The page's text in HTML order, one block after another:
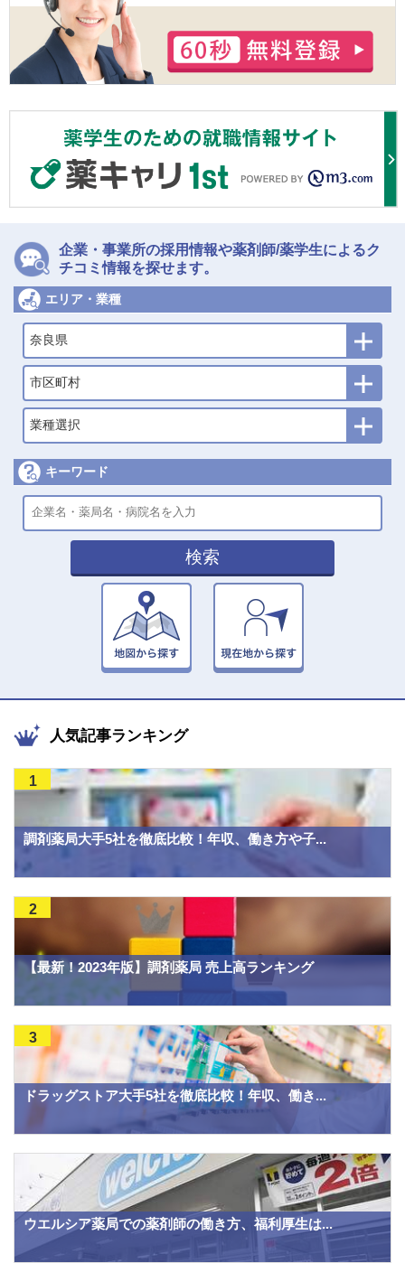
企業・事業所の採用情報や薬剤師/薬学生によるク
チコミ情報を探せます。
エリア・業種
奈良県
市区町村
業種選択
キーワード
検索
人気記事ランキング
調剤薬局大手5社を徹底比較！年収、働き方や子...
1
【最新！2023年版】調剤薬局 売上高ランキング
2
ドラッグストア大手5社を徹底比較！年収、働き...
3
ウエルシア薬局での薬剤師の働き方、福利厚生は...